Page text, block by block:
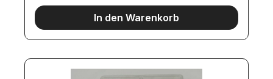
In den Warenkorb